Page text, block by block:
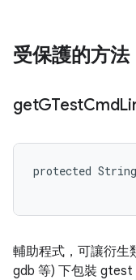
受保護的方法
getGTestCmd
protected
輔助程式，可讓衍生
gdb 等) 下包裝 gtest